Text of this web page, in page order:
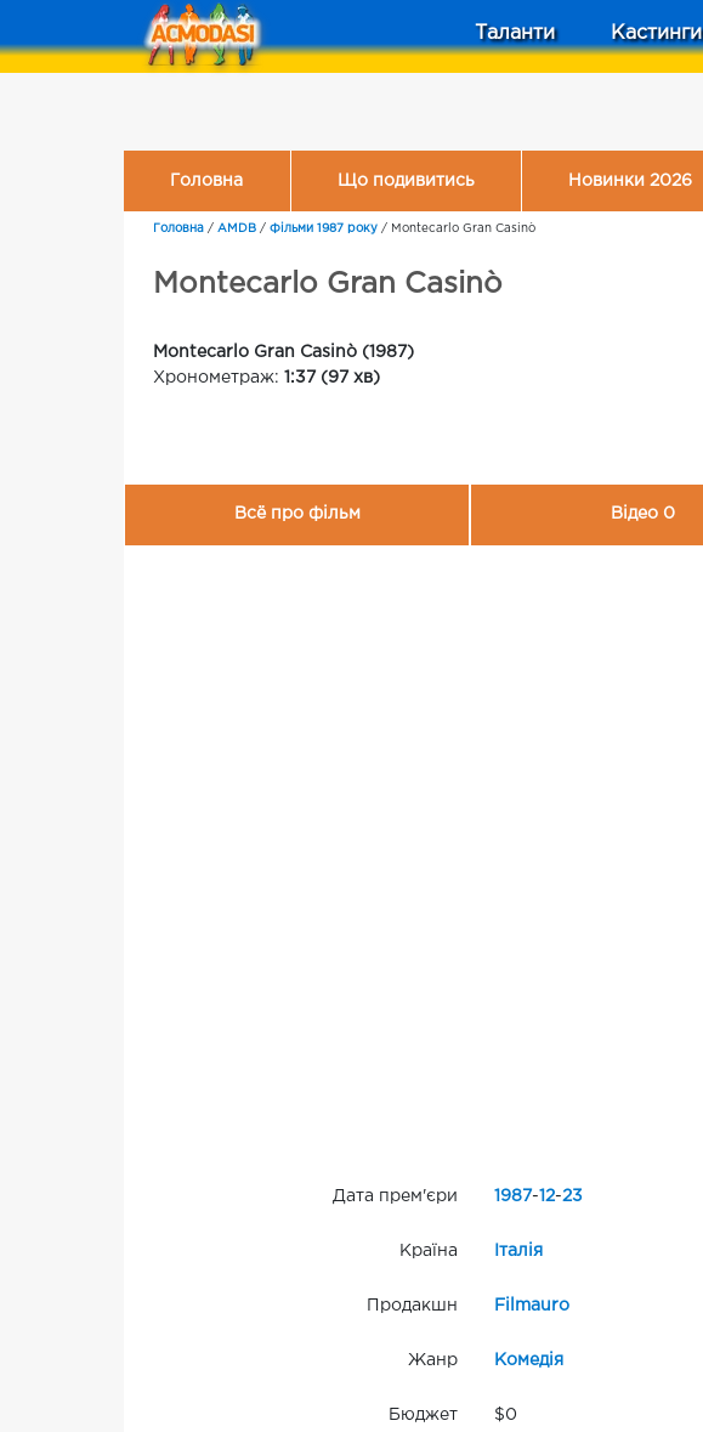
Таланти Кастинги
Головна Що подивитись Новинки 2026
Головна / AMDB / Фільми 1987 року / Montecarlo Gran Casinò
Montecarlo Gran Casinò
Montecarlo Gran Casinò (1987)
Хронометраж: 1:37 (97 хв)
Всё про фільм Відео 0
Дата прем'єри 1987- 12-23
Країна Італія
Продакшн Filmauro
Жанр Комедія
Бюджет $0